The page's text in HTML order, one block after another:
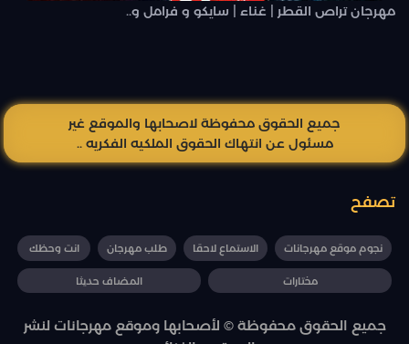
مهرجان تراص القطر | غناء | سايكو و فرامل و..
جميع الحقوق محفوظة لاصحابها والموقع غير
مسئول عن انتهاك الحقوق الملكيه الفكريه ..
تصفح
نجوم موقع مهرجانات الاستماع لاحقا طلب مهرجان انت وحظك
مختارات المضاف حديثا
جميع الحقوق محفوظة © لأصحابها وموقع مهرجانات لنشر